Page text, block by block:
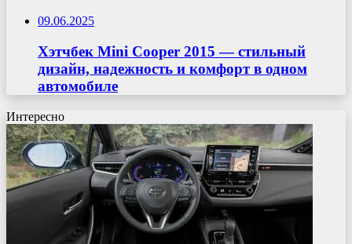
09.06.2025
Хэтчбек Mini Cooper 2015 — стильный
дизайн, надежность и комфорт в одном
автомобиле
Интересно